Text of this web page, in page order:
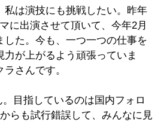
私は演技にも挑戦したい。昨年
に出演させて頂いて、今年2月
した。今も、一つ一つの仕事を
が上がるよう頑張っていま
さんです。
目指しているのは国内フォロ
らも試行錯誤して、みんなに見